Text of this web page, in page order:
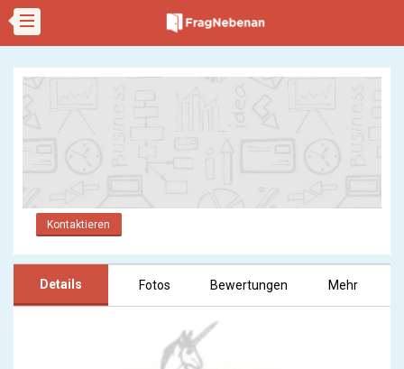
Kontaktieren
Details Fotos Bewertungen Mehr